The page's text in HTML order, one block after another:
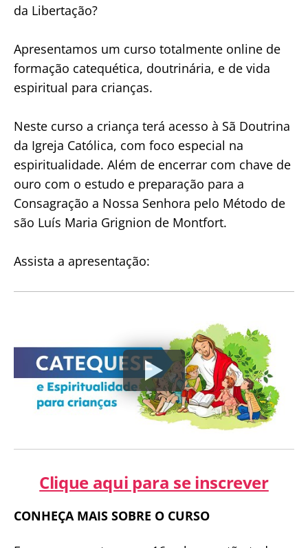
da Libertação?
Apresentamos um curso totalmente online de
formação catequética, doutrinária, e de vida
espiritual para crianças.
Neste curso a criança terá acesso à Sã Doutrina
da Igreja Católica, com foco especial na
espiritualidade. Além de encerrar com chave de
ouro com o estudo e preparação para a
Consagração a Nossa Senhora pelo Método de
são Luís Maria Grignion de Montfort.
Assista a apresentação:
Clique aqui para se inscrever
CONHEÇA MAIS SOBRE O CURSO